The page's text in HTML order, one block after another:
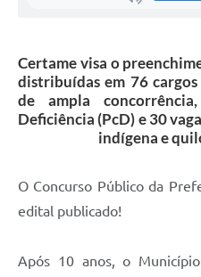
Convênios
Arquivos para Download
Jornal
Certame visa o
distribuídas em 76
de ampla
Deficiência (PcD) e 30
indígena e
O Concurso Público da
edital publicado!
Após 10 anos, o